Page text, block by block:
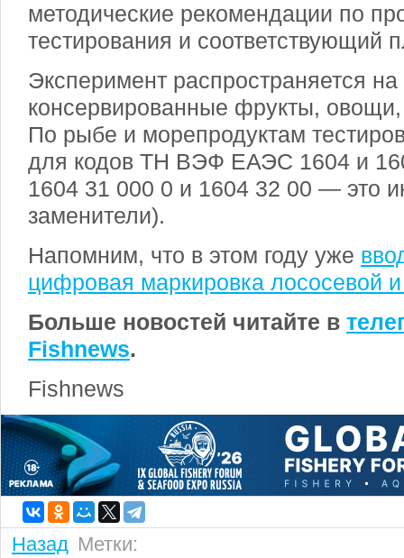
методические рекомендации по
тестирования и соответствующий
Эксперимент распространяется
консервированные фрукты,
По рыбе и морепродуктам
для кодов ТН ВЭФ ЕАЭС 1604 и
1604 31 000 0 и 1604 32 00 — это
заменители).
Напомним, что в этом году уже
цифровая маркировка лососевой
Больше новостей читайте в
Fishnews.
Fishnews
Назад Метки: